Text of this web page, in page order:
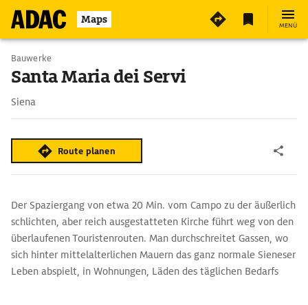
Maps MENÜ
Bauwerke
Santa Maria dei Servi
Siena
Route planen
Der Spaziergang von etwa 20 Min. vom Campo zu der äußerlich
schlichten, aber reich ausgestatteten Kirche führt weg von den
überlaufenen Touristenrouten. Man durchschreitet Gassen, wo
sich hinter mittelalterlichen Mauern das ganz normale Sieneser
Leben abspielt, in Wohnungen, Läden des täglichen Bedarfs